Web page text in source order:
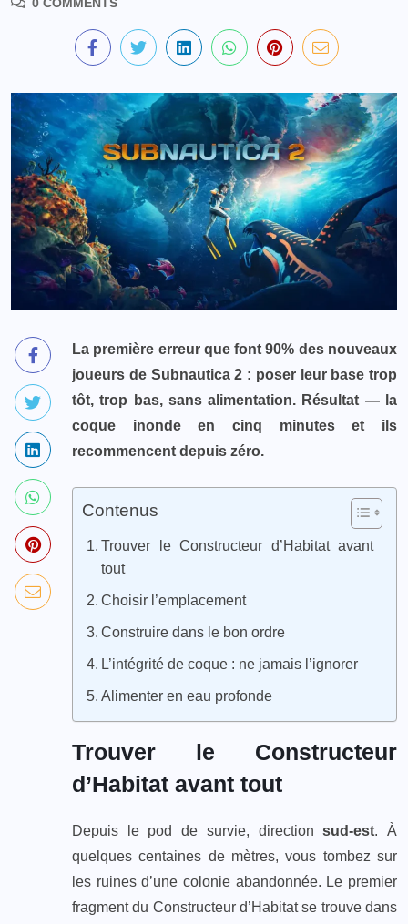
La première erreur que font 90% des nouveaux
joueurs de Subnautica 2 : poser leur base trop
tôt, trop bas, sans alimentation. Résultat — la
coque inonde en cinq minutes et ils
recommencent depuis zéro.
Contenus
Trouver le Constructeur d’Habitat avant
tout
Choisir l’emplacement
Construire dans le bon ordre
L’intégrité de coque : ne jamais l’ignorer
Alimenter en eau profonde
Trouver le Constructeur
d’Habitat avant tout
Depuis le pod de survie, directionsud-est. À
quelques centaines de mètres, vous tombez sur
les ruines d’une colonie abandonnée. Le premier
fragment du Constructeur d’Habitat se trouve dans